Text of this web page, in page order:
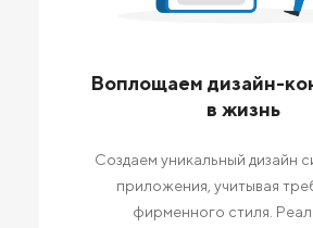
Воплощаем дизайн-
в жизнь
Создаем уникальный дизайн
приложения, учитывая
фирменного стиля.